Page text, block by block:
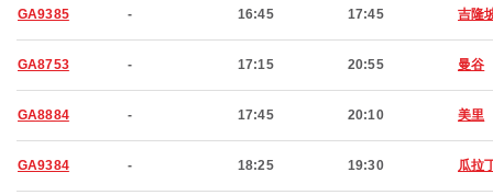
GA9385 - 16:45 17:45 吉隆
GA8753 - 17:15 20:55 曼谷
GA8884 - 17:45 20:10 美里
GA9384 - 18:25 19:30 瓜拉